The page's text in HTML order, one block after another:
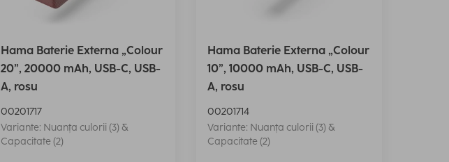
Hama Baterie Externa „Colour
20”, 20000 mAh, USB-C, USB-
A, rosu
00201717
Variante: Nuanța culorii (3) &
Capacitate (2)
Hama Baterie Externa „Colour
10”, 10000 mAh, USB-C, USB-
A, rosu
00201714
Variante: Nuanța culorii (3) &
Capacitate (2)